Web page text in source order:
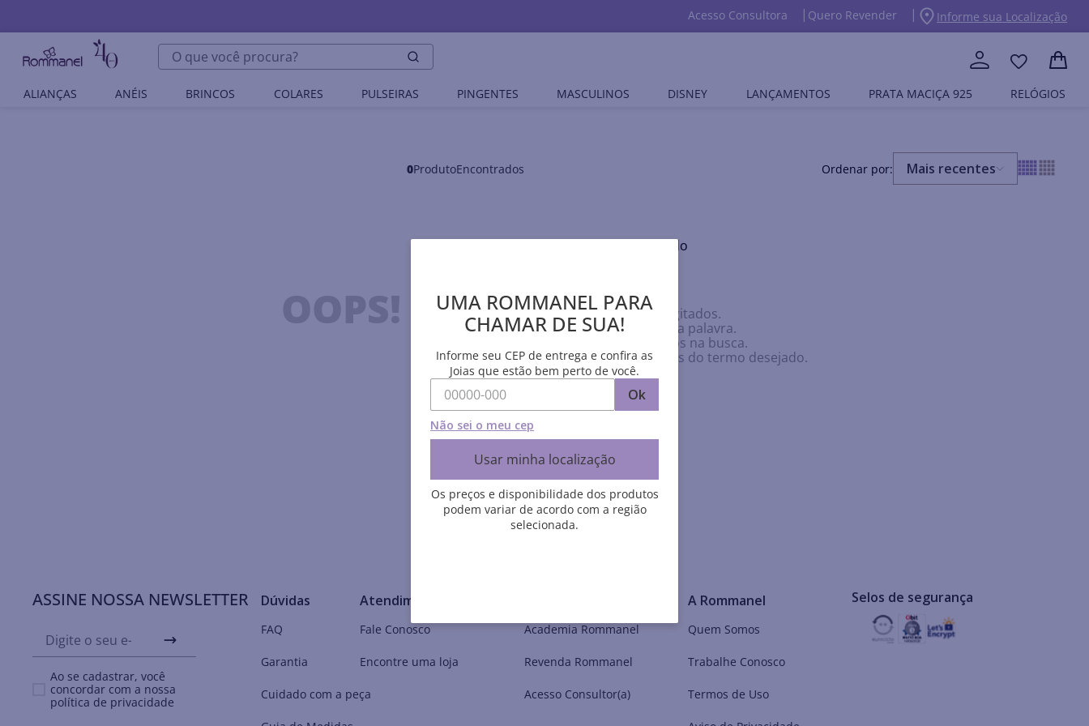
Acesso Consultora Quero Revender Informe sua Localização
O que você procura?
ALIANÇAS ANÉIS BRINCOS COLARES PULSEIRAS PINGENTES MASCULINOS DISNEY LANÇAMENTOS PRATA MACIÇA 925 RELÓGIOS
0Produto Mais recentes
OOPS!
Nenhum produto encontrado
Verifique os termos digitados.
Tente utilizar uma única palavra.
Utilize termos genéricos na busca.
Tente utilizar sinônimos do termo desejado.
ASSINE NOSSA NEWSLETTER
Ao se cadastrar, você
concordar com a nossa
política de privacidade
Dúvidas
FAQ
Garantia
Cuidado com a peça
Atendimento
Fale Conosco
Encontre uma loja
Academia Rommanel
Revenda Rommanel
Acesso Consultor(a)
A Rommanel
Quem Somos
Trabalhe Conosco
Termos de Uso
Selos de segurança
UMA ROMMANEL PARA
CHAMAR DE SUA!
Informe seu CEP de entrega e confira as
Joias que estão bem perto de você.
Ok
Não sei o meu cep
Usar minha localização
Os preços e disponibilidade dos produtos
podem variar de acordo com a região
selecionada.